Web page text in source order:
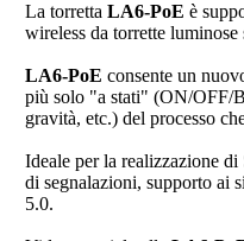
La torretta LA6-PoE è
wireless da torrette
LA6-PoE consente un
più solo "a stati" (ON/OFF/
gravità, etc.) del processo
Ideale per la realizzazione
di segnalazioni, supporto ai
5.0.